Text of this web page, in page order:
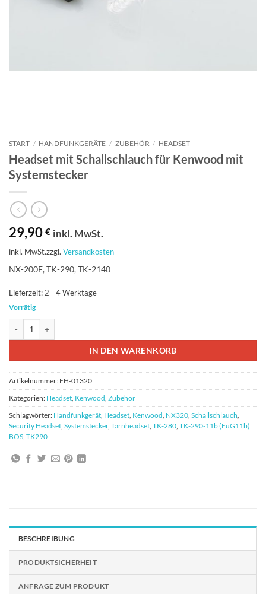
START / HANDFUNKGERÄTE / ZUBEHÖR / HEADSET
Headset mit Schallschlauch für Kenwood mit
Systemstecker
29,90 € inkl. MwSt.
inkl. MwSt.zzgl. Versandkosten
NX-200E, TK-290, TK-2140
Lieferzeit:2 - 4 Werktage
Vorrätig
IN DEN WARENKORB
Artikelnummer: FH-01320
Kategorien: Headset Kenwood Zubehör
Schlagwörter: Handfunkgerät Headset Kenwood NX320 Schallschlauch
Security Headset Systemstecker, Tarnheadset TK-280 TK-290-11b (FuG11b)
BOS TK290
BESCHREIBUNG
PRODUKTSICHERHEIT
ANFRAGE ZUM PRODUKT